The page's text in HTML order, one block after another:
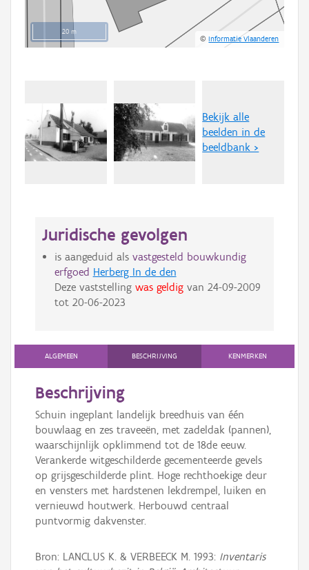
20 m
©Informatie Vlaanderen
Bekijk alle
beelden in de
beeldbank >
Juridische gevolgen
is aangeduid als vastgesteld bouwkundig
erfgoed Herberg In de den
Deze vaststelling was geldigvan 24-09-2009
tot 20-06-2023
ALGEMEEN BESCHRIJVING KENMERKEN
Beschrijving
Schuin ingeplant landelijk breedhuis van één
bouwlaag en zes traveeën, met zadeldak (pannen),
waarschijnlijk opklimmend tot de 18de eeuw.
Verankerde witgeschilderde gecementeerde gevels
op grijsgeschilderde plint. Hoge rechthoekige deur
en vensters met hardstenen lekdrempel, luiken en
vernieuwd houtwerk. Herbouwd centraal
puntvormig dakvenster.
Bron: LANCLUS K. & VERBEECK M. 1993: Inventaris